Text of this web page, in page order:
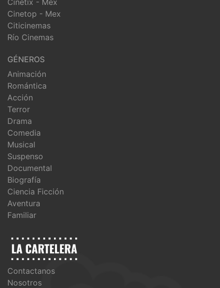
Cinetix - Mex
Cinetop - Mex
Citicinemas
Río Cinemas
GÉNEROS
Animación
Romántica
Acción
Terror
Drama
Comedia
Musical
Suspenso
Documental
Biografía
Ciencia Ficción
Aventura
Familiar
Contactanos
Nosotros